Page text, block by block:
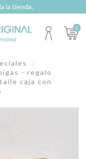
la tienda.
0
- regalo
caja con